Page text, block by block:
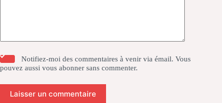
Notifiez-moi des commentaires à venir via émail. Vous
pouvez aussi vous abonner sans commenter.
Laisser un commentaire